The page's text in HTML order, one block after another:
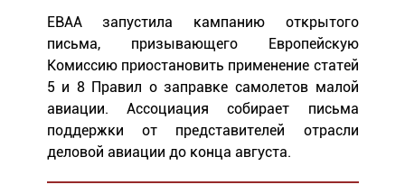
EBAA запустила кампанию открытого
письма, призывающего Европейскую
Комиссию приостановить применение статей
5 и 8 Правил о заправке самолетов малой
авиации. Ассоциация собирает письма
поддержки от представителей отрасли
деловой авиации до конца августа.